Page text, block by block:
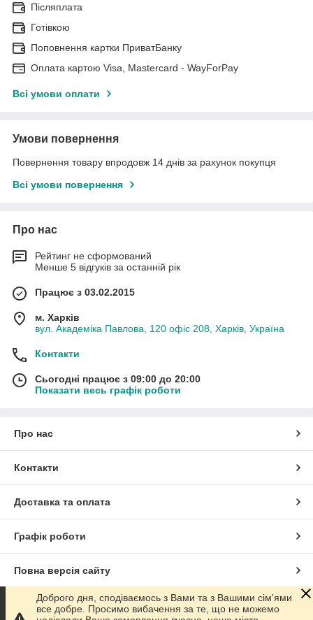
Післяплата
Готівкою
Поповнення картки ПриватБанку
Оплата картою Visa, Mastercard - WayForPay
Всі умови оплати
Умови повернення
Повернення товару впродовж 14 днів за рахунок покупця
Всі умови повернення
Про нас
Рейтинг не сформований
Менше 5 відгуків за останній рік
Працює з 03.02.2015
м. Харків
вул. Академіка Павлова, 120 офіс 208, Харків, Україна
Контакти
Сьогодні працює з 09:00 до 20:00
Показати весь графік роботи
Про нас
Контакти
Доставка та оплата
Графік роботи
Повна версія сайту
Сайт створено на маркетплейсіProm.ua
Доброго дня, сподіваємось з Вами та з Вашими сім'ями
все добре. Просимо вибачення за те, що не можемо